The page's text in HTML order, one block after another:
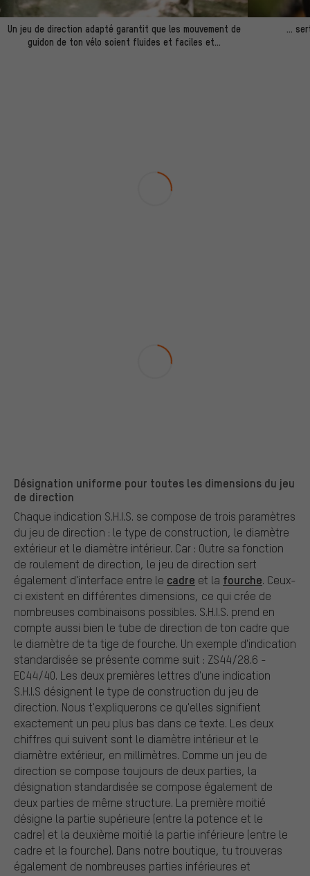
Un jeu de direction adapté garantit que les mouvement de
guidon de ton vélo soient fluides et faciles et...
…
Désignation uniforme pour toutes les dimensions du jeu
de direction
Chaque indication S.H.I.S. se compose de trois paramètres
du jeu de direction : le type de construction, le diamètre
extérieur et le diamètre intérieur. Car : Outre sa fonction
de roulement de direction, le jeu de direction sert
également d'interface entre le cadre et la fourche. Ceux-
ci existent en différentes dimensions, ce qui crée de
nombreuses combinaisons possibles. S.H.I.S. prend en
compte aussi bien le tube de direction de ton cadre que
le diamètre de ta tige de fourche. Un exemple d'indication
standardisée se présente comme suit : ZS44/28.6 -
EC44/40. Les deux premières lettres d'une indication
S.H.I.S désignent le type de construction du jeu de
direction. Nous t'expliquerons ce qu'elles signifient
exactement un peu plus bas dans ce texte. Les deux
chiffres qui suivent sont le diamètre intérieur et le
diamètre extérieur, en millimètres. Comme un jeu de
direction se compose toujours de deux parties, la
désignation standardisée se compose également de
deux parties de même structure. La première moitié
désigne la partie supérieure (entre la potence et le
cadre) et la deuxième moitié la partie inférieure (entre le
cadre et la fourche). Dans notre boutique, tu trouveras
également de nombreuses parties inférieures et